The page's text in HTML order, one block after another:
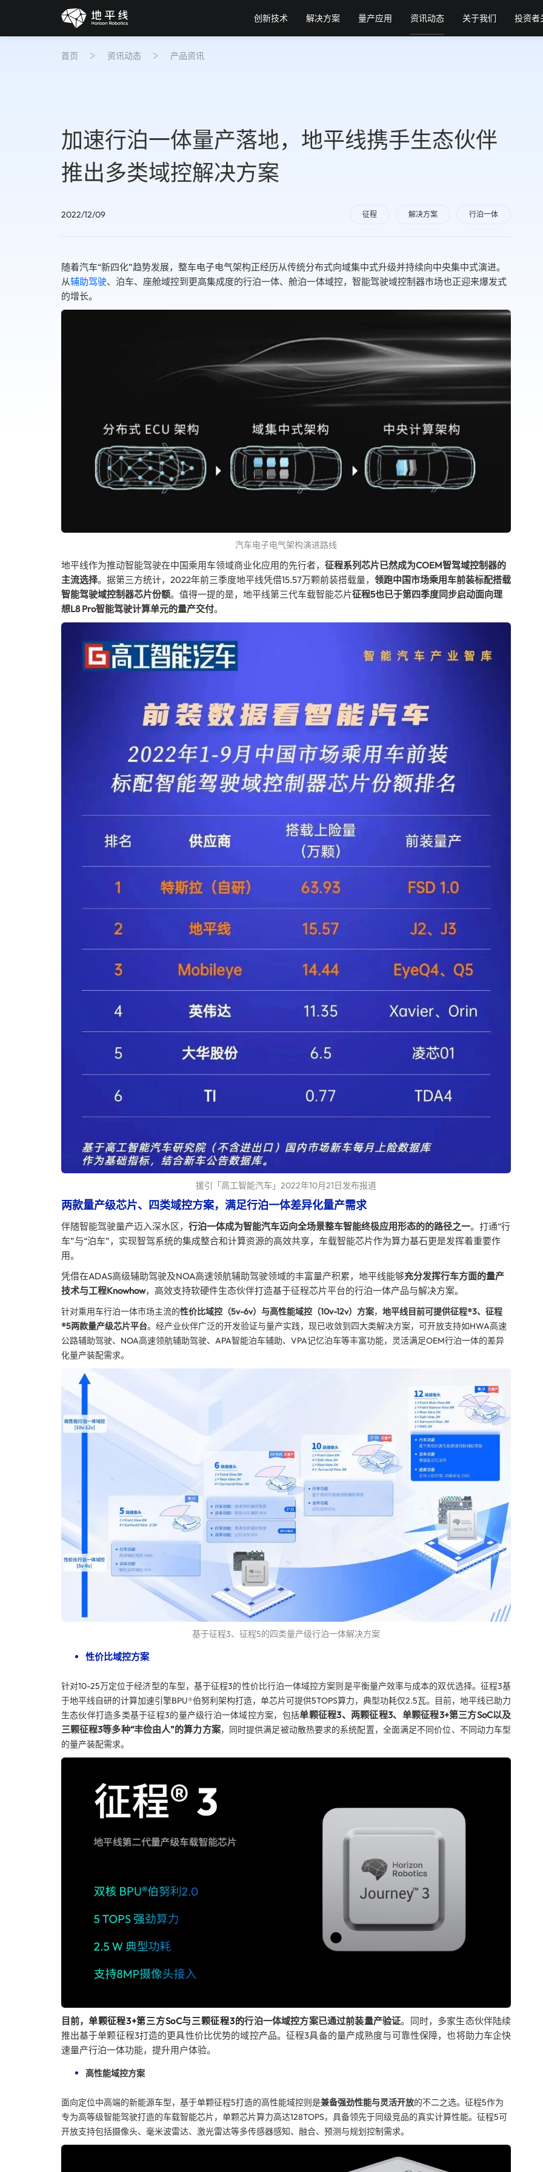
创新技术 解决方案 量产应用 资讯动态 关于我们 投资者
首页 资讯动态 产品资讯
加速行泊一体量产落地，地平线携手生态伙伴
推出多类域控解决方案
2022/12/09 征程 解决方案 行泊一体
随着汽车“新四化”趋势发展，整车电子电气架构正经历从传统分布式向域集中式升级并持续向中央集中式演进。
从辅助驾驶、泊车、座舱域控到更高集成度的行泊一体、舱泊一体域控，智能驾驶域控制器市场也正迎来爆发式
的增长。
汽车电子电气架构演进路线
地平线作为推动智能驾驶在中国乘用车领域商业化应用的先行者， 征程系列芯片已然成为COEM智驾域控制器的
主流选择。据第三方统计，2022年前三季度地平线凭借15.57万颗前装搭载量， 领跑中国市场乘用车前装标配搭载
智能驾驶域控制器芯片份额。值得一提的是，地平线第三代车载智能芯片征程5也已于第四季度同步启动面向理
想L8 Pro智能驾驶计算单元的量产交付。
援引「高工智能汽车」2022年10月21日发布报道
两款量产级芯片、四类域控方案，满足行泊一体差异化量产需求
伴随智能驾驶量产迈入深水区， 行泊一体成为智能汽车迈向全场景整车智能终极应用形态的的路径之一。打通“行
车”与“泊车”，实现智驾系统的集成整合和计算资源的高效共享，车载智能芯片作为算力基石更是发挥着重要作
用。
凭借在ADAS高级辅助驾驶及NOA高速领航辅助驾驶领域的丰富量产积累，地平线能够充分发挥行车方面的量产
技术与工程Knowhow，高效支持软硬件生态伙伴打造基于征程芯片平台的行泊一体产品与解决方案。
针对乘用车行泊一体市场主流的性价比域控（5v-6v）与高性能域控（10v-12v）方案， 地平线目前可提供征程®3、征程
®5两款量产级芯片平台。经产业伙伴广泛的开发验证与量产实践，现已收敛到四大类解决方案，可开放支持如HWA高速
公路辅助驾驶、NOA高速领航辅助驾驶、APA智能泊车辅助、VPA记忆泊车等丰富功能，灵活满足OEM行泊一体的差异
化量产装配需求。
基于征程3、征程5的四类量产级行泊一体解决方案
性价比域控方案
针对10-25万定位于经济型的车型，基于征程3的性价比行泊一体域控方案则是平衡量产效率与成本的双优选择。征程3基
于地平线自研的计算加速引擎BPU®伯努利架构打造，单芯片可提供5TOPS算力，典型功耗仅2.5瓦。目前，地平线已助力
生态伙伴打造多类基于征程3的量产级行泊一体域控方案，包括单颗征程3、两颗征程3、单颗征程3+第三方SoC以及
三颗征程3等多种“丰俭由人”的算力方案，同时提供满足被动散热要求的系统配置，全面满足不同价位、不同动力车型
的量产装配需求。
目前，单颗征程3+第三方SoC与三颗征程3的行泊一体域控方案已通过前装量产验证。同时，多家生态伙伴陆续
推出基于单颗征程3打造的更具性价比优势的域控产品。征程3具备的量产成熟度与可靠性保障，也将助力车企快
速量产行泊一体功能，提升用户体验。
高性能域控方案
面向定位中高端的新能源车型，基于单颗征程5打造的高性能域控则是兼备强劲性能与灵活开放的不二之选。征程5作为
专为高等级智能驾驶打造的车载智能芯片，单颗芯片算力高达128TOPS，具备领先于同级竞品的真实计算性能。征程5可
开放支持包括摄像头、毫米波雷达、激光雷达等多传感器感知、融合、预测与规划控制需求。